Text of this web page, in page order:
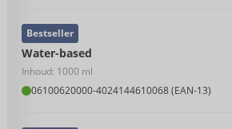
Water-based
Inhoud: 1000 ml
06100620000-4024144610068 (EAN-13)
Bestseller